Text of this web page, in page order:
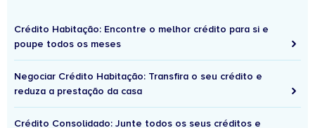
Crédito Habitação: Encontre o melhor crédito para si e
poupe todos os meses
Negociar Crédito Habitação: Transfira o seu crédito e
reduza a prestação da casa
Crédito Consolidado: Junte todos os seus créditos e